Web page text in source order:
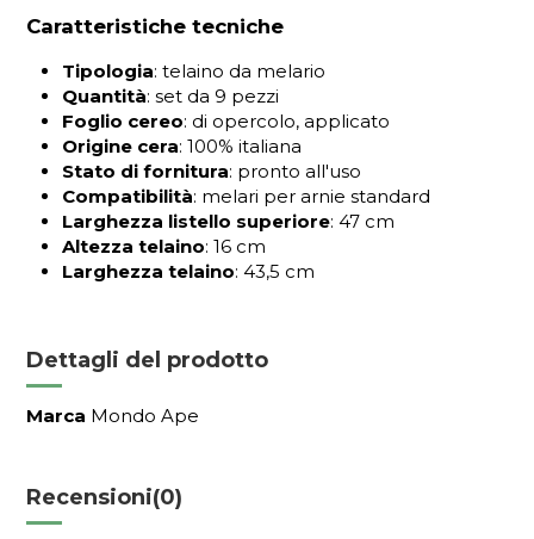
Caratteristiche tecniche
Tipologia: telaino da melario
Quantità: set da 9 pezzi
Foglio cereo: di opercolo, applicato
Origine cera: 100% italiana
Stato di fornitura: pronto all'uso
Compatibilità: melari per arnie standard
Larghezza listello superiore: 47 cm
Altezza telaino: 16 cm
Larghezza telaino: 43,5 cm
Dettagli del prodotto
Marca Mondo Ape
Recensioni(0)